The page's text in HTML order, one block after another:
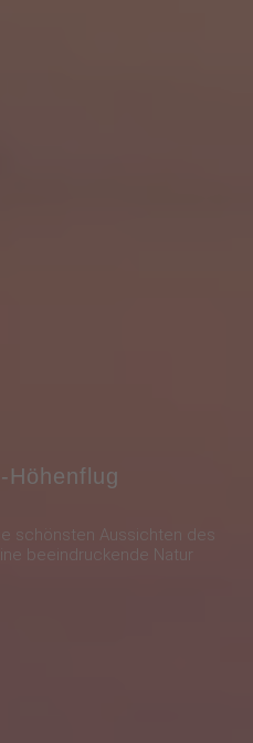
Höhenflug
schönsten Aussichten des
beeindruckende Natur